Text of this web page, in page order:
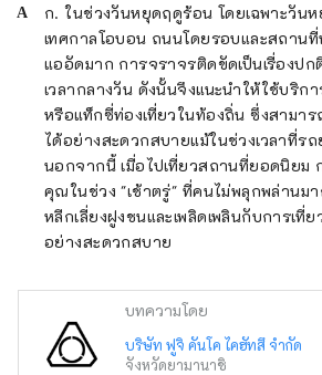
ก. ในช่วงวันหยุดฤดูร้อน โดยเฉพาะวัน
เทศกาลโอบอน ถนนโดยรอบและสถาน
แออัดมาก การจราจรติดขัดเป็นเรื่องปก
เวลากลางวัน ดังนั้นจึงแนะนำให้ใช้บริก
หรือแท็กซี่ท่องเที่ยวในท้องถิ่น ซึ่งสามา
ได้อย่างสะดวกสบายแม้ในช่วงเวลาที่ร
นอกจากนี้ เมื่อไปเที่ยวสถานที่ยอดนิยม
คุณในช่วง "เช้าตรู่" ที่คนไม่พลุกพล่านม
หลีกเลี่ยงฝูงชนและเพลิดเพลินกับการเที่
อย่างสะดวกสบาย
บทความโดย
บริษัท ฟูจิ คันโค ไคฮัทสึ จำกัด
จังหวัดยามานาชิ